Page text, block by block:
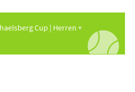
Cup | Herren +